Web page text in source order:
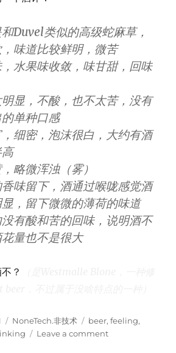
Duvel类似的高级蛇麻草，
味道比较鲜明，微苦
水果味收敛，味甘甜，回味
显，不酸，也不太苦，没有
单种口感
细密，泡沫很白，大约有酒
略微浑浊（雾）
味留下，酒通过喉咙感觉酒
，留下微微的薄荷的味道
有酸和苦的回味，说明酒不
量也不是很大
？
Categories
NoneTech.非技术 Tags
beer,feeling,
Leave a commenton